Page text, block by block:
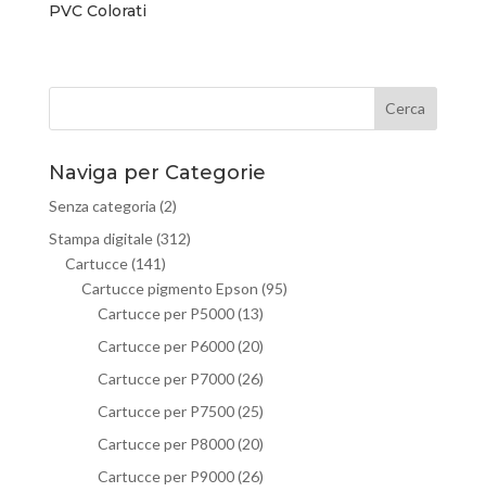
PVC Colorati
Naviga per Categorie
Senza categoria (2)
Stampa digitale(312)
Cartucce(141)
Cartucce pigmento Epson (95)
Cartucce per P5000(13)
Cartucce per P6000(20)
Cartucce per P7000(26)
Cartucce per P7500(25)
Cartucce per P8000(20)
Cartucce per P9000(26)